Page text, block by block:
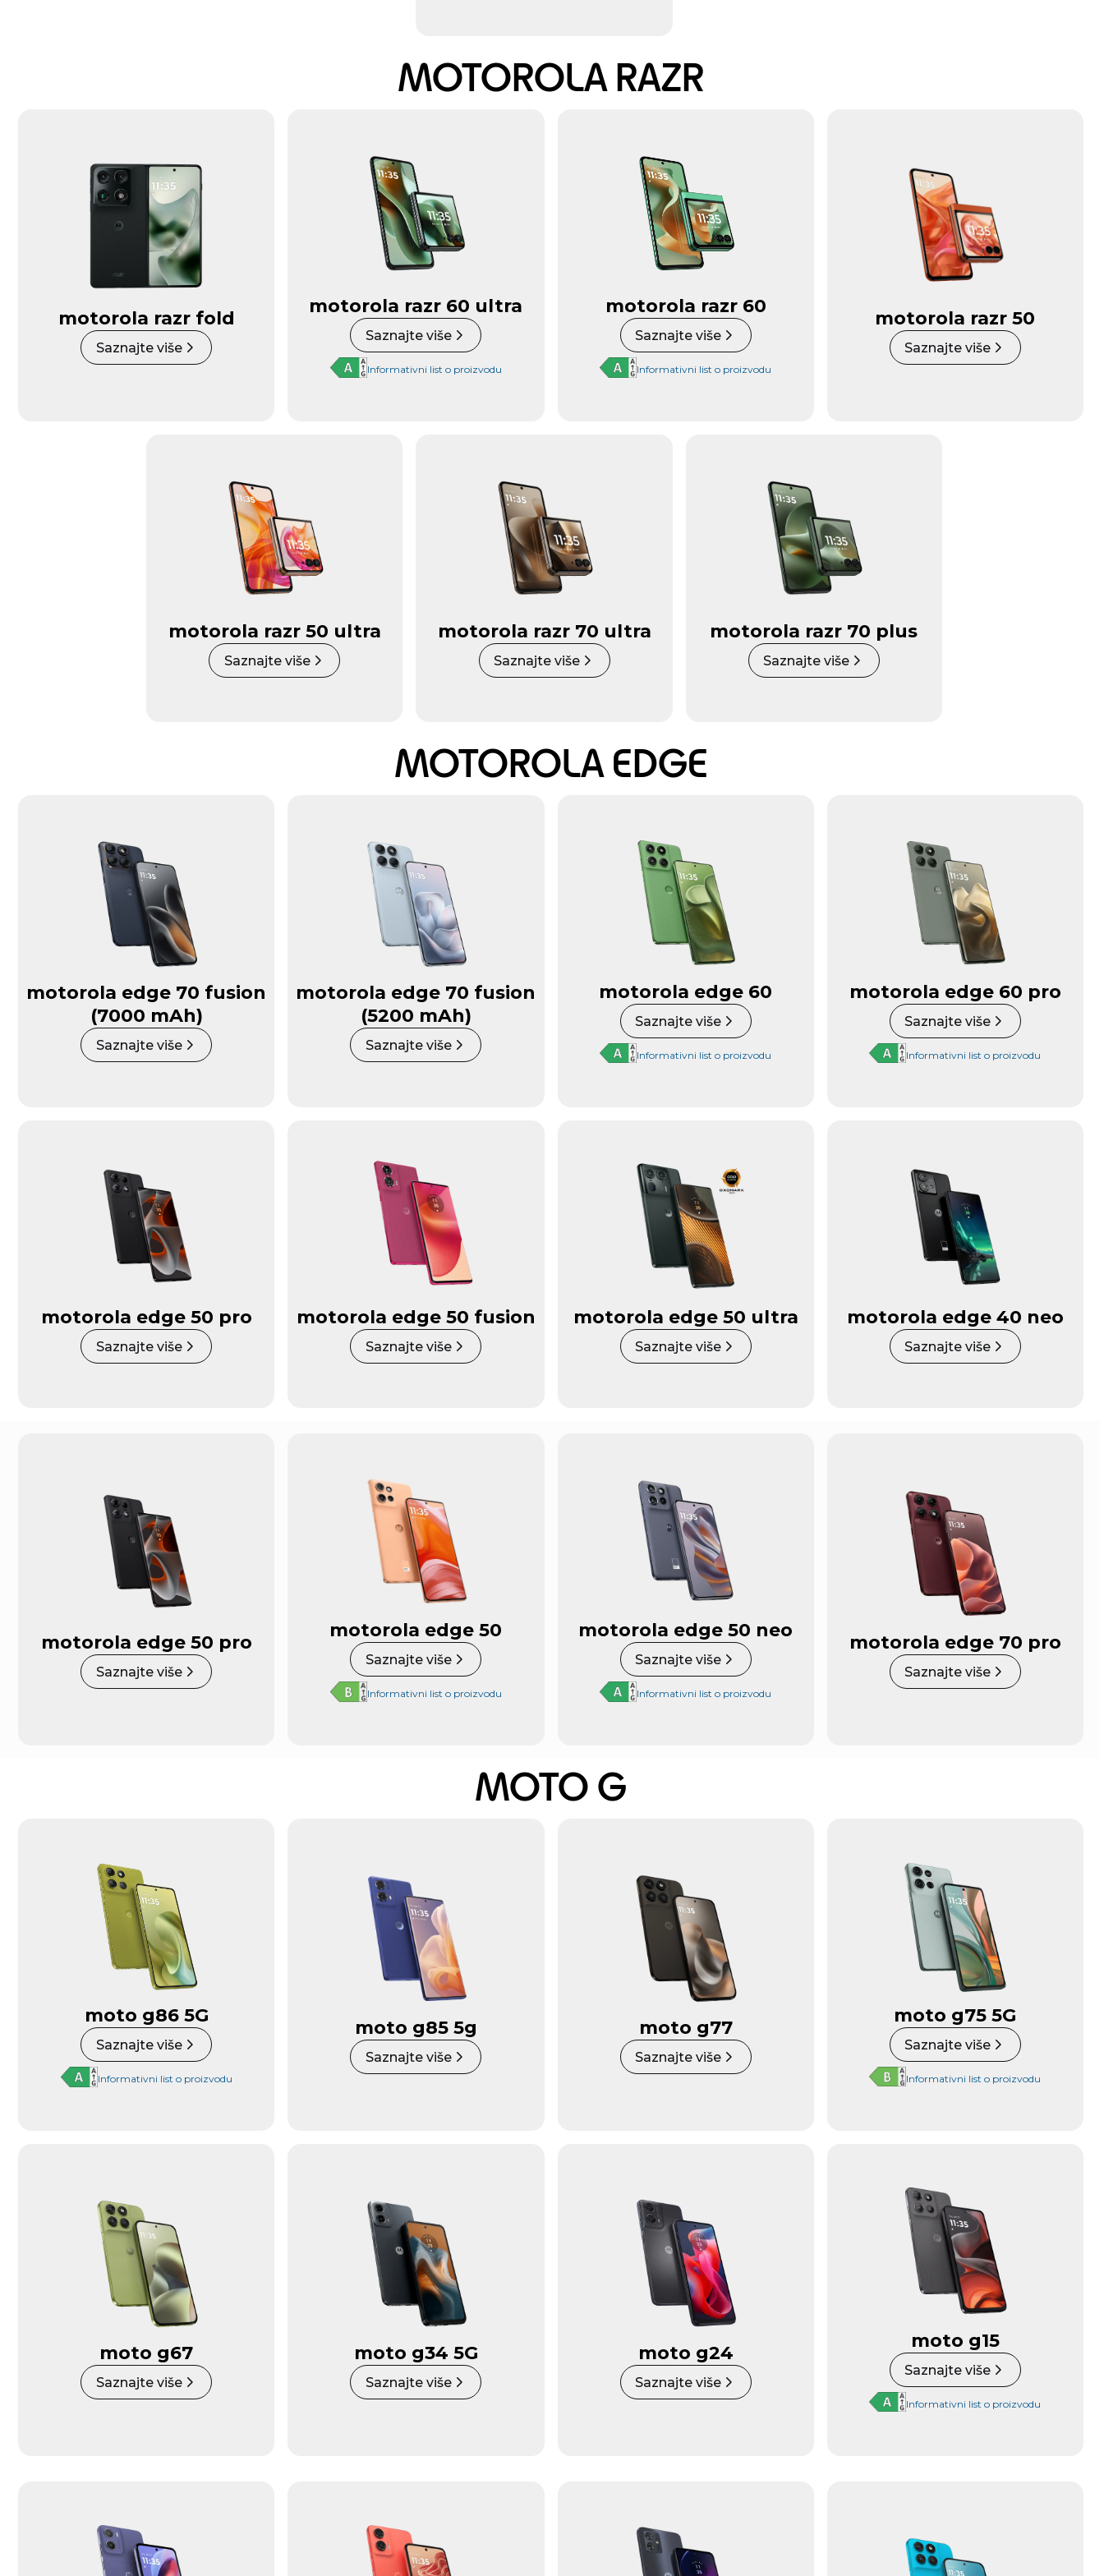
MOTOROLA RAZR
motorola razr fold
Saznajte više
motorola razr 60 ultra
Saznajte više
Informativni list o proizvodu
motorola razr 60
Saznajte više
Informativni list o proizvodu
motorola razr 50
Saznajte više
motorola razr 50 ultra
Saznajte više
motorola razr 70 ultra
Saznajte više
motorola razr 70 plus
Saznajte više
MOTOROLA EDGE
motorola edge 70 fusion
(7000 mAh)
Saznajte više
motorola edge 70 fusion
(5200 mAh)
Saznajte više
motorola edge 60
Saznajte više
Informativni list o proizvodu
motorola edge 60 pro
Saznajte više
Informativni list o proizvodu
motorola edge 50 pro
Saznajte više
motorola edge 50 fusion
Saznajte više
motorola edge 50 ultra
Saznajte više
motorola edge 40 neo
Saznajte više
motorola edge 50 pro
Saznajte više
motorola edge 50
Saznajte više
Informativni list o proizvodu
motorola edge 50 neo
Saznajte više
Informativni list o proizvodu
motorola edge 70 pro
Saznajte više
MOTO G
moto g86 5G
Saznajte više
Informativni list o proizvodu
moto g85 5g
Saznajte više
moto g77
Saznajte više
moto g75 5G
Saznajte više
Informativni list o proizvodu
moto g67
Saznajte više
moto g34 5G
Saznajte više
moto g24
Saznajte više
moto g15
Saznajte više
Informativni list o proizvodu